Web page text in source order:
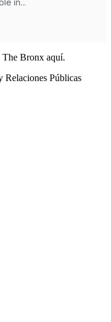
The Bronx aquí.
Relaciones Públicas